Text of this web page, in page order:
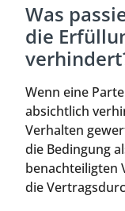
Was
die
Wenn eine
absichtlich
Verhalten
die Bedingung
benachteiligten
die